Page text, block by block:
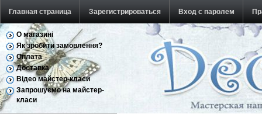
Главная страница Зарегистрироваться Вход с паролем
Обратная связь
О магазині
Як зробити замовлення?
Оплата
Доставка
Відео майстер-класи
Запрошуємо на майстер-
класи